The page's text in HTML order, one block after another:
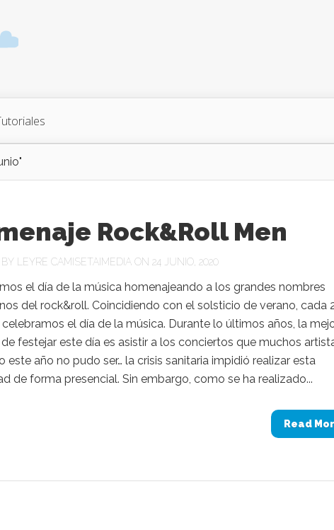
Rock&Roll Men
LEYRE CAMISETAIMEDIA ON 24 JUNIO, 2020
el día de la música homenajeando a los grandes nombres
del rock&roll. Coincidiendo con el solsticio de verano, cada
el día de la música. Durante lo últimos años, la
festejar este día es asistir a los conciertos que muchos
este año no pudo ser… la crisis sanitaria impidió realizar esta
de forma presencial. Sin embargo, como se ha realizado...
Read